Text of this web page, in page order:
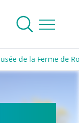
Ouvrir le
Rechercher
de la Ferme de